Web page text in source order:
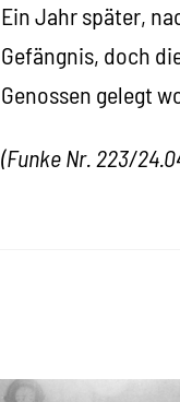
Ein Jahr später,
Gefängnis, doch
Genossen gelegt
(Funke Nr. 223/